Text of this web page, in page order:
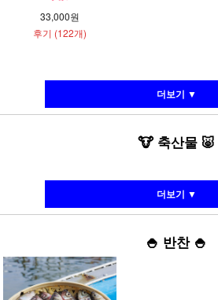
33,000원
후기 (122개)
더보기 ▼
🐮축산물 🐷
더보기 ▼
🍚 반찬 🍚